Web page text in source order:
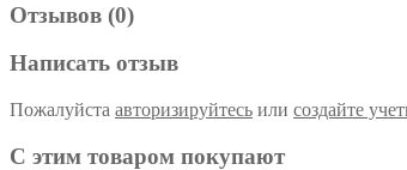
Отзывов (0)
Написать отзыв
Пожалуйста авторизируйтесь или создайте
С этим товаром покупают